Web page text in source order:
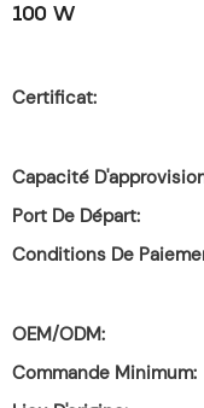
100 W
Certificat:
Capacité
Port De Départ:
Conditions De
OEM/ODM:
Commande Minimum: